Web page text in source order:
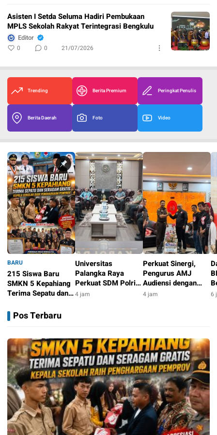
Asisten I Setda Seluma Hadiri Pembukaan
MPLS Sekolah Rakyat Terintegrasi Bengkulu
Editor
0 0 21/07/2026
Trending Berita Premium Peringkat Penulis
Berita Daerah Foto Video
BARU
215 Siswa Baru
SMKN 5 Kepahiang
Terima Sepatu dan
Kepala Sekolah Raih
Penghargaan
Universitas
Palangka Raya
Perkuat SDM Polri
Lewat Pusat Studi
4 jam
Perkuat Sinergi,
Pengurus AMJ
Audiensi dengan
Kajati Bengkulu
4 jam 6
Pos Terbaru